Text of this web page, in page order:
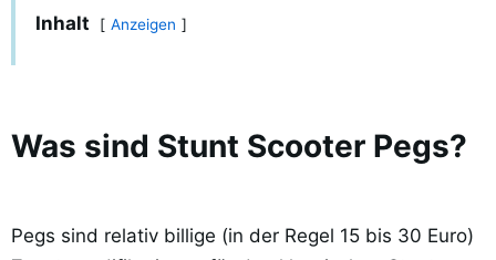
Inhalt Anzeigen
Was sind Stunt Scooter Pegs?
Pegs sind relativ billige (in der Regel 15 bis 30 Euro)